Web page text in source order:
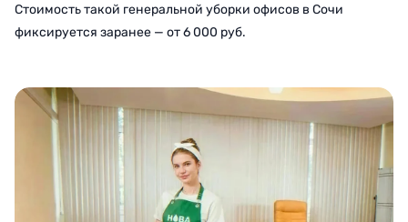
Стоимость такой генеральной уборки офисов в Сочи
фиксируется заранее — от 6 000 руб.